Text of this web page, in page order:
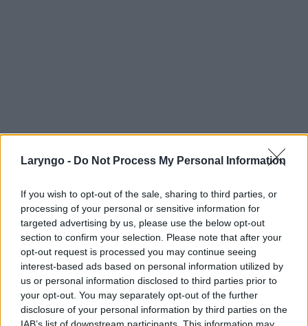
Laryngo - Do Not Process My Personal Information
If you wish to opt-out of the sale, sharing to third parties, or
processing of your personal or sensitive information for
targeted advertising by us, please use the below opt-out
section to confirm your selection. Please note that after your
opt-out request is processed you may continue seeing
interest-based ads based on personal information utilized by
us or personal information disclosed to third parties prior to
your opt-out. You may separately opt-out of the further
disclosure of your personal information by third parties on the
IAB’s list of downstream participants. This information may